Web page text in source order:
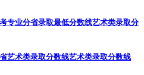
专业分省录取最低分数线艺术类录取分
艺术类录取分数线艺术类录取分数线